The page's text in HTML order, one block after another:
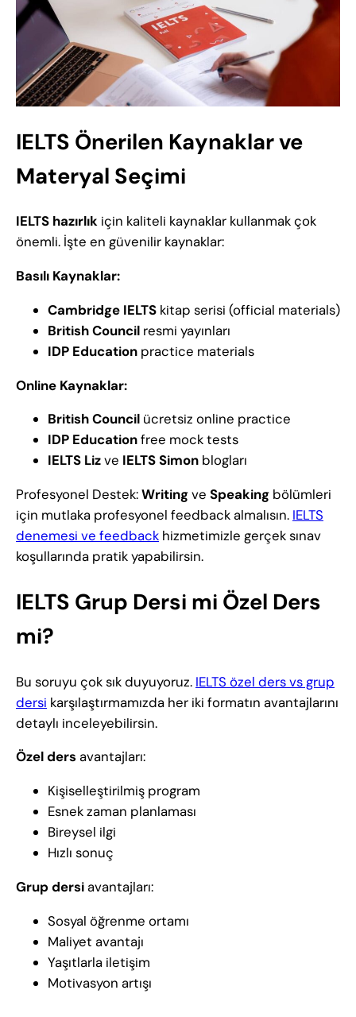
IELTS Önerilen Kaynaklar ve
Materyal Seçimi
IELTS hazırlık için kaliteli kaynaklar kullanmak çok
önemli. İşte en güvenilir kaynaklar:
Basılı Kaynaklar:
Cambridge IELTS kitap serisi (official materials)
British Council resmi yayınları
IDP Education practice materials
Online Kaynaklar:
British Council ücretsiz online practice
IDP Educationfree mock tests
IELTS Lizve IELTS Simon blogları
Profesyonel Destek:Writingve Speaking bölümleri
için mutlaka profesyonel feedback almalısın. IELTS
denemesi ve feedback hizmetimizle gerçek sınav
koşullarında pratik yapabilirsin.
IELTS Grup Dersi mi Özel Ders
mi?
Bu soruyu çok sık duyuyoruz. IELTS özel ders vs grup
dersi karşılaştırmamızda her iki formatın avantajlarını
detaylı inceleyebilirsin.
Özel ders avantajları:
Kişiselleştirilmiş program
Esnek zaman planlaması
Bireysel ilgi
Hızlı sonuç
Grup dersiavantajları:
Sosyal öğrenme ortamı
Maliyet avantajı
Yaşıtlarla iletişim
Motivasyon artışı